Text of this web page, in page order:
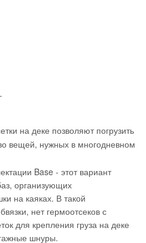
на деке позволяют погрузить
вещей, нужных в многодневном
Base - этот вариант
организующих
на каяках. В такой
нет гермоотсеков с
для крепления груза на деке
шнуры.